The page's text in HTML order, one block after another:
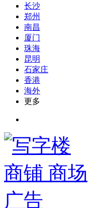
长沙
郑州
南昌
厦门
珠海
昆明
石家庄
香港
海外
更多